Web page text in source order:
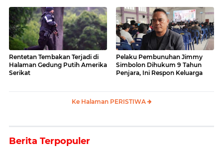
Rentetan Tembakan Terjadi di
Halaman Gedung Putih Amerika
Serikat
Pelaku Pembunuhan Jimmy
Simbolon Dihukum 9 Tahun
Penjara, Ini Respon Keluarga
Ke Halaman PERISTIWA
Berita Terpopuler